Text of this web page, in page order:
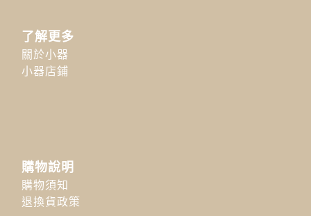
了解更多
關於小器
小器店鋪
購物說明
購物須知
退換貨政策